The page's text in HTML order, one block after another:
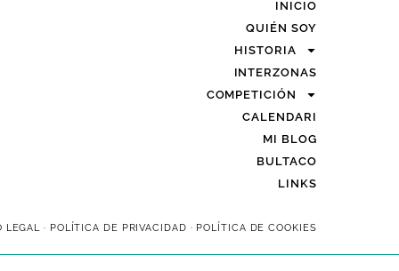
INICIO
QUIÉN SOY
HISTORIA
INTERZONAS
COMPETICIÓN
CALENDARI
MI BLOG
BULTACO
LINKS
LEGAL · POLÍTICA DE PRIVACIDAD · POLÍTICA DE COOKIES